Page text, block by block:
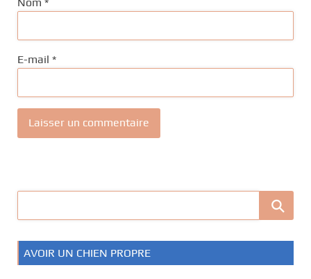
E-mail *
AVOIR UN CHIEN PROPRE